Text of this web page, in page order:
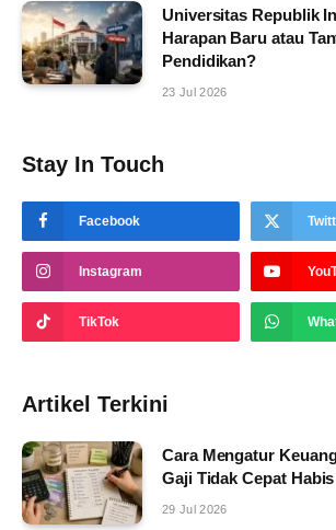
Universitas Republik
Harapan Baru atau
Pendidikan?
23 Jul 2026
Stay In Touch
Facebook
Instagram
TikTok
Artikel Terkini
Cara Mengatur
Gaji Tidak Cepat Habis
29 Jul 2026